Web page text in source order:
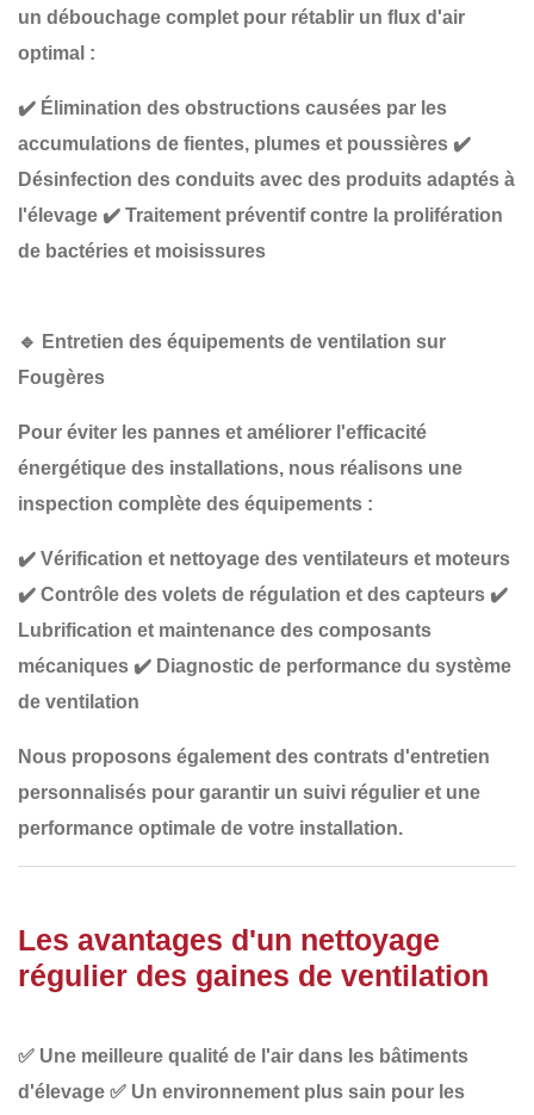
un débouchage complet pour rétablir un flux d'air
optimal :
✔️ Élimination des obstructions causées par les
accumulations de fientes, plumes et poussières ✔️
Désinfection des conduits avec des produits adaptés à
l'élevage ✔️ Traitement préventif contre la prolifération
de bactéries et moisissures
🔹 Entretien des équipements de ventilation sur
Fougères
Pour éviter les pannes et améliorer l'efficacité
énergétique des installations, nous réalisons une
inspection complète des équipements :
✔️ Vérification et nettoyage des ventilateurs et moteurs
✔️ Contrôle des volets de régulation et des capteurs ✔️
Lubrification et maintenance des composants
mécaniques ✔️ Diagnostic de performance du système
de ventilation
Nous proposons également des contrats d'entretien
personnalisés pour garantir un suivi régulier et une
performance optimale de votre installation.
Les avantages d'un nettoyage
régulier des gaines de ventilation
✅ Une meilleure qualité de l'air dans les bâtiments
d'élevage ✅ Un environnement plus sain pour les